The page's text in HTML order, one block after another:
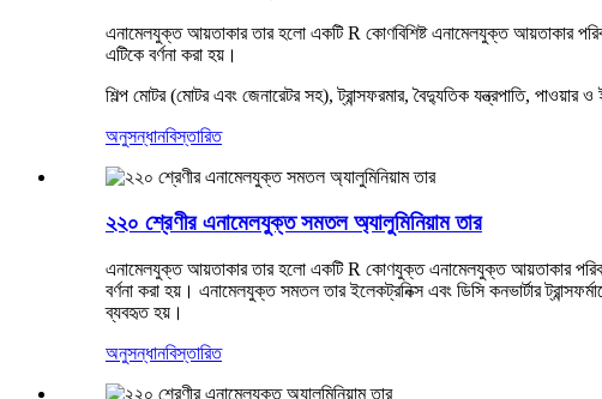
এনামেলযুক্ত আয়তাকার তার হলো একটি R কোণবিশিষ্ট এনামেলযুক্ত আয়তাকার
এটিকে বর্ণনা করা হয়।
শিল্প মোটর (মোটর এবং জেনারেটর সহ), ট্রান্সফরমার, বৈদ্যুতিক যন্ত্রপাতি,
অনুসন্ধানবিস্তারিত
২২০ শ্রেণীর এনামেলযুক্ত সমতল অ্যালুমিনিয়াম তার
এনামেলযুক্ত আয়তাকার তার হলো একটি R কোণযুক্ত এনামেলযুক্ত আয়তাকার
বর্ণনা করা হয়। এনামেলযুক্ত সমতল তার ইলেকট্রনিক্স এবং ডিসি কনভার্টার
ব্যবহৃত হয়।
অনুসন্ধানবিস্তারিত